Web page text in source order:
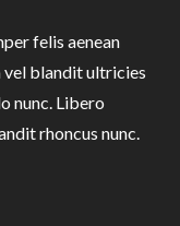
felis aenean
vel blandit ultricies
nunc. Libero
rhoncus nunc.